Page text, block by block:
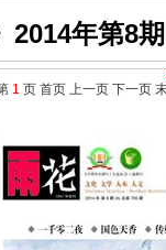
2014年第8期
1 页 首页 上一页 下一页